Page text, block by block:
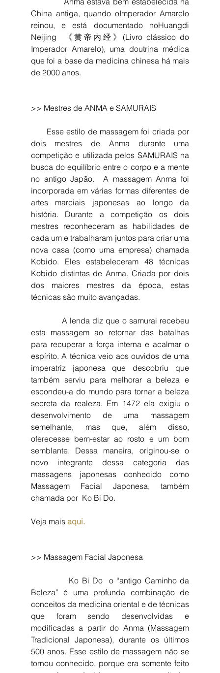
China antiga, quando oImperador Amarelo
reinou, e está documentado noHuangdi
Neijing  《黄帝内经》(Livro clássico do
Imperador Amarelo), uma doutrina médica
que foi a base da medicina chinesa há mais
de 2000 anos.
>> Mestres de ANMA e SAMURAIS
dois mestres de Anma durante uma
competição e utilizada pelos SAMURAIS na
busca do equilíbrio entre o corpo e a mente
no antigo Japão.  A massagem Anma foi
incorporada em várias formas diferentes de
artes marciais japonesas ao longo da
história. Durante a competição os dois
mestres reconheceram as habilidades de
cada um e trabalharam juntos para criar uma
nova casa (como uma empresa) chamada
Kobido. Eles estabeleceram 48 técnicas
Kobido distintas de Anma. Criada por dois
dos maiores mestres da época, estas
técnicas são muito avançadas.
esta massagem ao retornar das batalhas
para recuperar a força interna e acalmar o
espírito. A técnica veio aos ouvidos de uma
imperatriz japonesa que descobriu que
também serviu para melhorar a beleza e
escondeu-a do mundo para tornar a beleza
secreta da realeza. Em 1472 ela exigiu o
desenvolvimento de uma massagem
semelhante, mas que, além disso,
oferecesse bem-estar ao rosto e um bom
semblante. Dessa maneira, originou-se o
novo integrante dessa categoria das
massagens japonesas conhecido como
Massagem Facial Japonesa, também
chamada por  Ko Bi Do.
Veja mais aqui.
>> Massagem Facial Japonesa
Beleza” é uma profunda combinação de
conceitos da medicina oriental e de técnicas
que foram sendo desenvolvidas e
modificadas a partir do Anma (Massagem
Tradicional Japonesa), durante os últimos
500 anos. Esse estilo de massagem não se
tornou conhecido, porque era somente feito